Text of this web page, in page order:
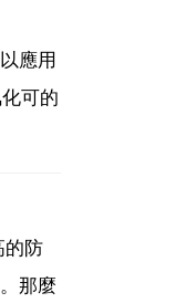
應用
可的
的防
那麼